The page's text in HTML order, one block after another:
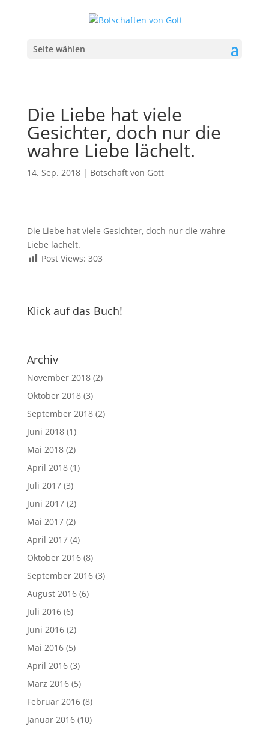
Seite wählen
Die Liebe hat viele
Gesichter, doch nur die
wahre Liebe lächelt.
14. Sep. 2018| Botschaft von Gott
Die Liebe hat viele Gesichter, doch nur die wahre
Liebe lächelt.
Post Views: 303
Klick auf das Buch!
Archiv
November 2018(2)
Oktober 2018(3)
September 2018(2)
Juni 2018(1)
Mai 2018(2)
April 2018(1)
Juli 2017(3)
Juni 2017(2)
Mai 2017(2)
April 2017(4)
Oktober 2016(8)
September 2016(3)
August 2016(6)
Juli 2016(6)
Juni 2016(2)
Mai 2016(5)
April 2016(3)
März 2016(5)
Februar 2016(8)
Januar 2016(10)